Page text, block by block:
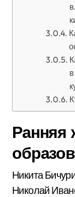
Ранняя
Никита
Николай